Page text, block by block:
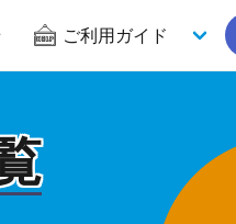
ご利用ガイド